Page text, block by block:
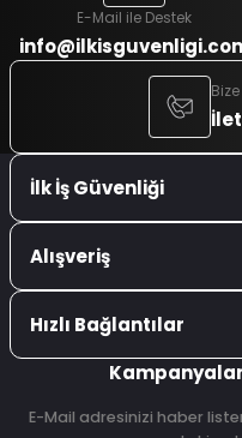
E-Mail ile Destek
İlk İş Güvenliği
Alışveriş
Hızlı Bağlantılar
E-Mail adresinizi haber